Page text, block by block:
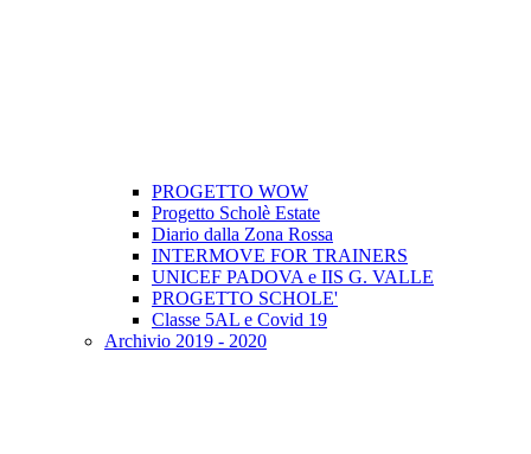
PROGETTO WOW
Progetto Scholè Estate
Diario dalla Zona Rossa
INTERMOVE FOR TRAINERS
UNICEF PADOVA e IIS G. VALLE
PROGETTO SCHOLE'
Classe 5AL e Covid 19
Archivio 2019 - 2020